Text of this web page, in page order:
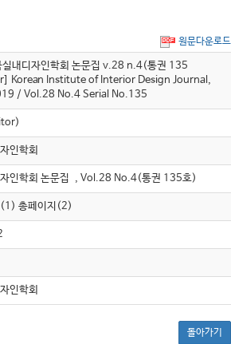
원문다운로드
실내디자인학회 논문집 v.28 n.4(통권 135
Korean Institute of Interior Design Journal,
/ Vol.28 No.4 Serial No.135
인학회
자인학회 논문집 , Vol.28 No.4(통권 135호)
총페이지(2)
인학회